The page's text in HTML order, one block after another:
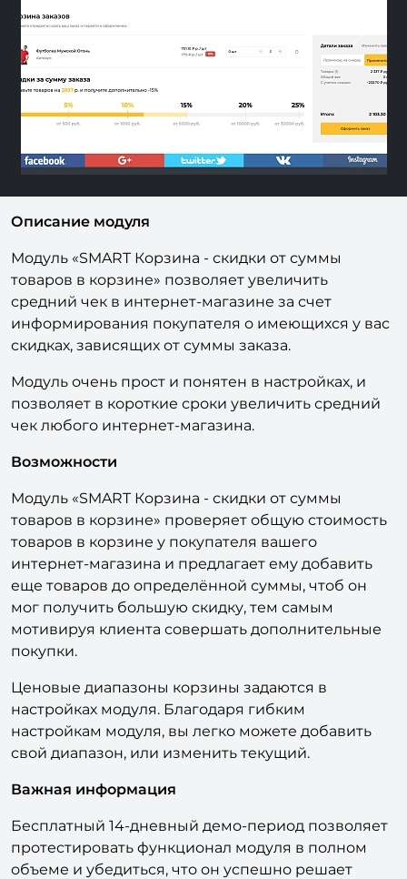
Next
Описание модуля
Модуль «SMART Корзина - скидки от суммы
товаров в корзине» позволяет увеличить
средний чек в интернет-магазине за счет
информирования покупателя о имеющихся у вас
скидках, зависящих от суммы заказа.
Модуль очень прост и понятен в настройках, и
позволяет в короткие сроки увеличить средний
чек любого интернет-магазина.
Возможности
Модуль «SMART Корзина - скидки от суммы
товаров в корзине» проверяет общую стоимость
товаров в корзине у покупателя вашего
интернет-магазина и предлагает ему добавить
еще товаров до определённой суммы, чтоб он
мог получить большую скидку, тем самым
мотивируя клиента совершать дополнительные
покупки.
Ценовые диапазоны корзины задаются в
настройках модуля. Благодаря гибким
настройкам модуля, вы легко можете добавить
свой диапазон, или изменить текущий.
Важная информация
Бесплатный 14-дневный демо-период позволяет
протестировать функционал модуля в полном
объеме и убедиться, что он успешно решает